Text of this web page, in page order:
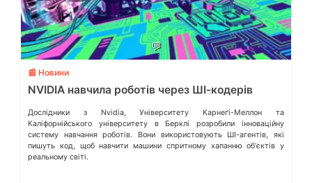
💬
📰 Новини
NVIDIA навчила роботів через ШІ-кодерів
Дослідники з Nvidia, Університету Карнеґі-Меллон та
Каліфорнійського університету в Берклі розробили інноваційну
систему навчання роботів. Вони використовують ШІ-агентів, які
пишуть код, щоб навчити машини спритному хапанню обʼєктів у
реальному світі.